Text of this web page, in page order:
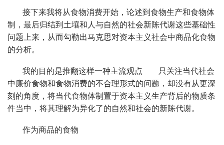
接下来我将从食物消费开始，论述到食物生产和食物体
制，最后归结到土壤和人与自然的社会新陈代谢这些基础性
问题上来，从而勾勒出马克思对资本主义社会中商品化食物
的分析。
我的目的是推翻这样一种主流观点——只关注当代社会
中廉价食物和食物消费的不合理形式的问题，却没有从更深
刻的角度，将当代食物体制置于资本主义生产背后的物质条
件当中，将其理解为异化了的自然和社会的新陈代谢。
作为商品的食物